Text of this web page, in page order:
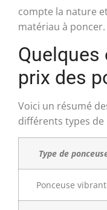
compte la nature
matériau à poncer.
prix des
Voici un résumé
différents types de
Type de
Ponceuse